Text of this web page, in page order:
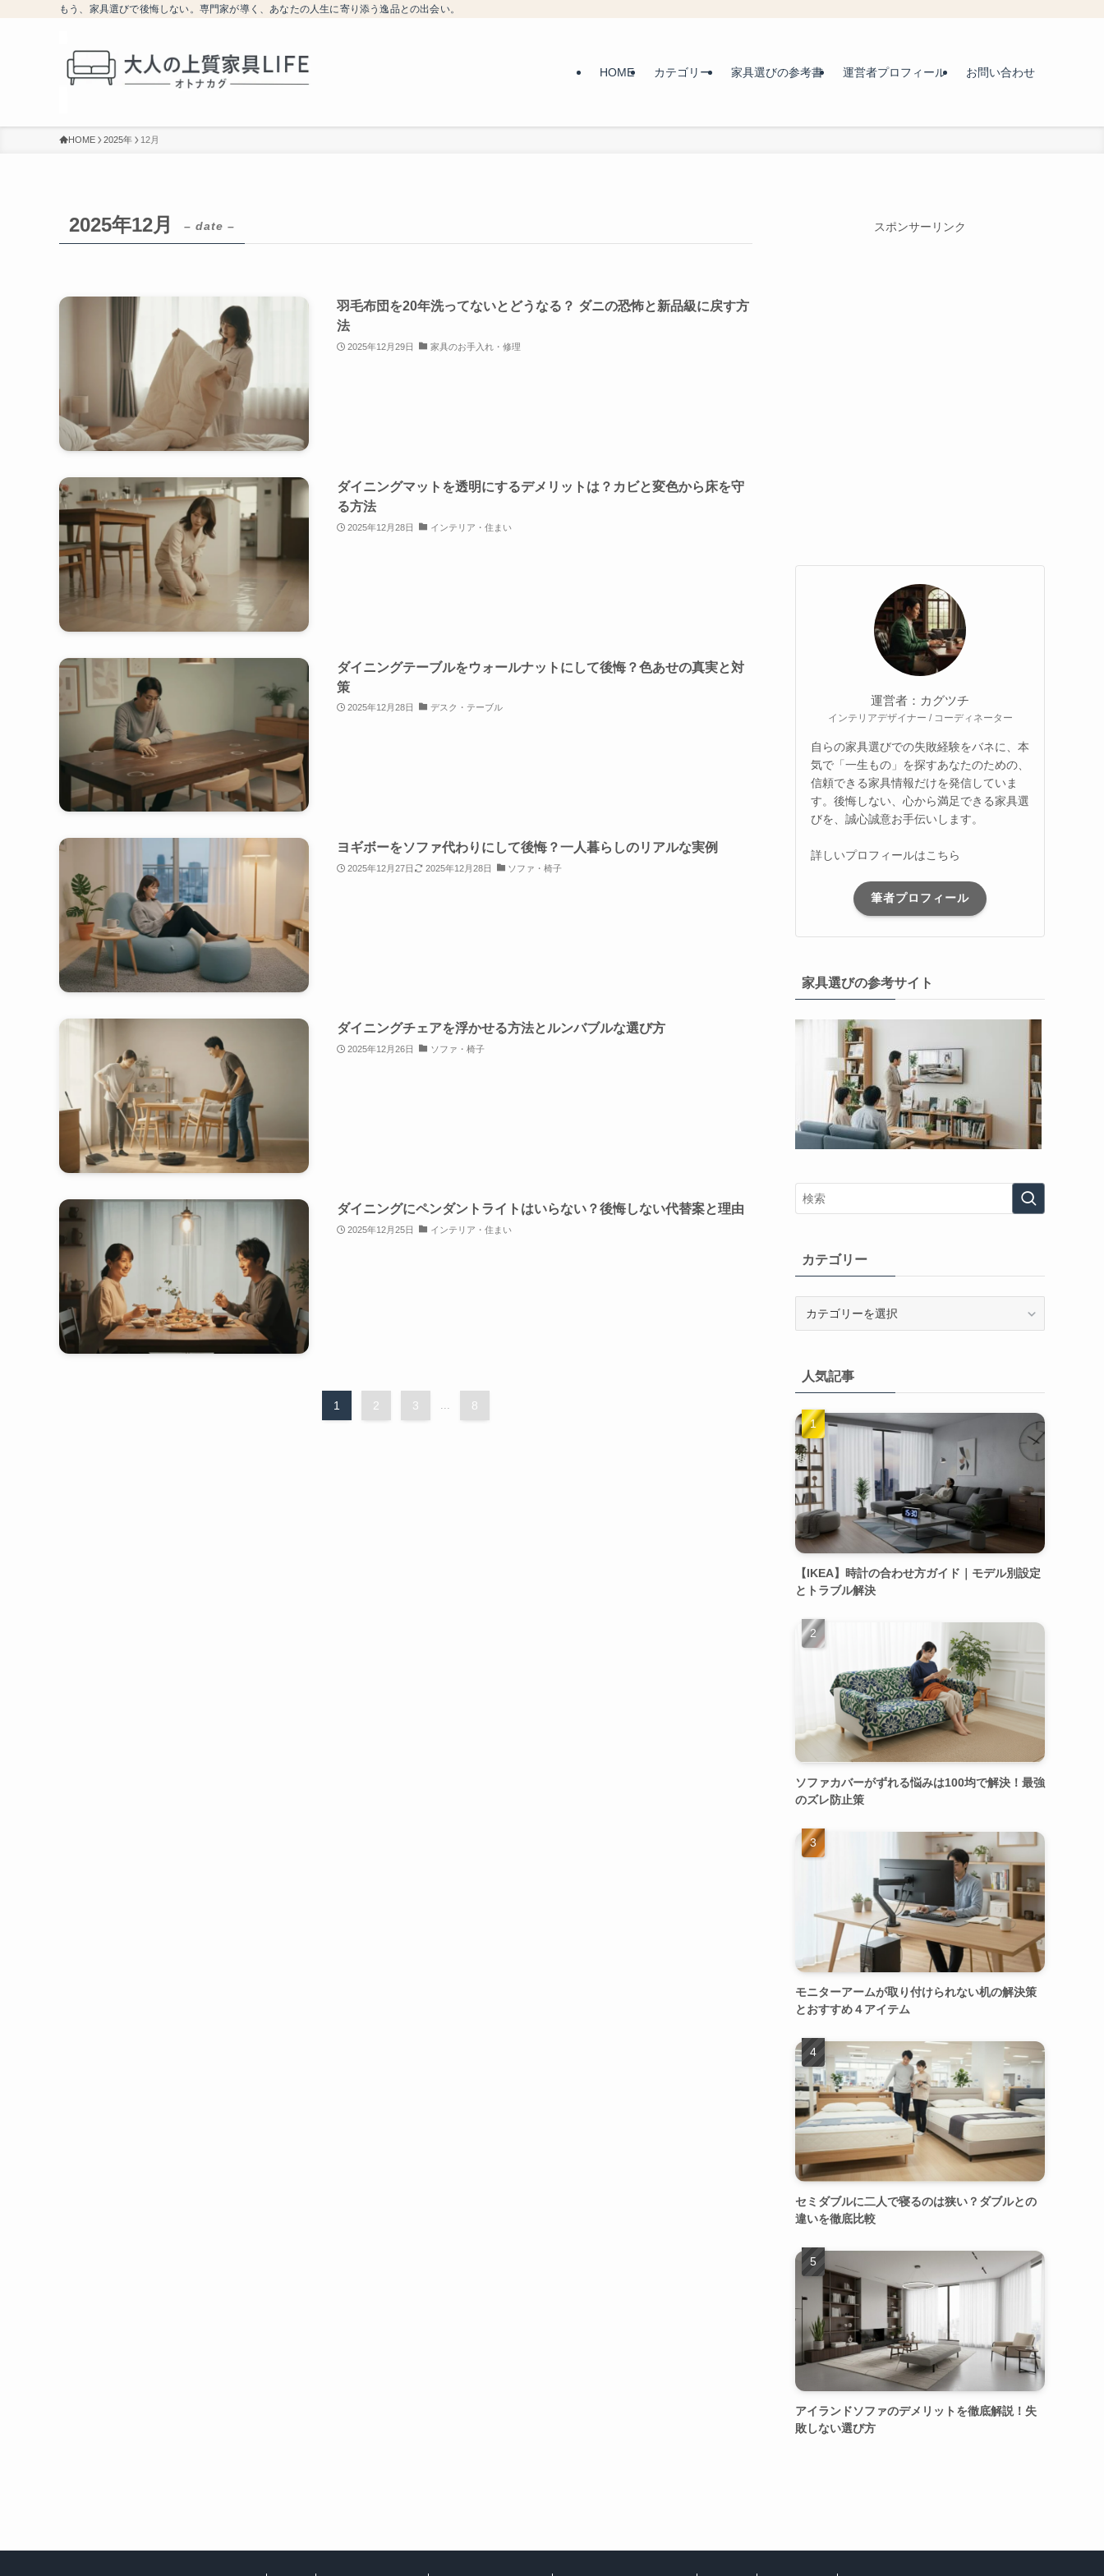
もう、家具選びで後悔しない。専門家が導く、あなたの人生に寄り添う逸品との出会い。
HOME カテゴリー 家具選びの参考書 運営者プロフィール お問い合わせ
HOME 2025年 12月
2025年12月 – date –
羽毛布団を20年洗ってないとどうなる？ ダニの恐怖と新品級に戻す方
法
2025年12月29日 家具のお手入れ・修理
ダイニングマットを透明にするデメリットは？カビと変色から床を守
る方法
2025年12月28日 インテリア・住まい
ダイニングテーブルをウォールナットにして後悔？色あせの真実と対
策
2025年12月28日 デスク・テーブル
ヨギボーをソファ代わりにして後悔？一人暮らしのリアルな実例
2025年12月27日 2025年12月28日 ソファ・椅子
ダイニングチェアを浮かせる方法とルンバブルな選び方
2025年12月26日 ソファ・椅子
ダイニングにペンダントライトはいらない？後悔しない代替案と理由
2025年12月25日 インテリア・住まい
1 2 3 8
スポンサーリンク
運営者：カグツチ
インテリアデザイナー / コーディネーター
自らの家具選びでの失敗経験をバネに、本
気で「一生もの」を探すあなたのための、
信頼できる家具情報だけを発信していま
す。後悔しない、心から満足できる家具選
びを、誠心誠意お手伝いします。
詳しいプロフィールはこちら
筆者プロフィール
家具選びの参考サイト
カテゴリー
ー人気記事
【IKEA】時計の合わせ方ガイド｜モデル別設定
とトラブル解決
ソファカバーがずれる悩みは100均で解決！最強
のズレ防止策
モニターアームが取り付けられない机の解決策
とおすすめ４アイテム
セミダブルに二人で寝るのは狭い？ダブルとの
違いを徹底比較
アイランドソファのデメリットを徹底解説！失
敗しない選び方